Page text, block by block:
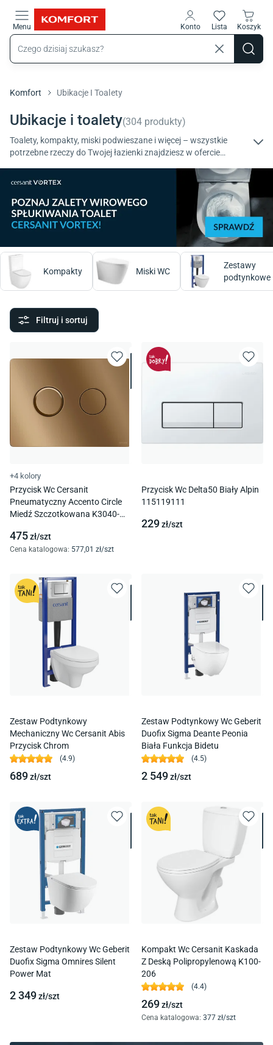
Menu Konto Lista Koszyk
Komfort Ubikacje I Toalety
Ubikacje i toalety(304 produkty)
Toalety, kompakty, miski podwieszane i więcej – wszystkie
potrzebne rzeczy do Twojej łazienki znajdziesz w ofercie
Kompakty Miski WC
Zestawy
podtynkowe
Filtruj i sortuj
+4 kolory
Przycisk Wc Cersanit
Pneumatyczny Accento Circle
Miedź Szczotkowana K3040-
475zł/szt
Cena katalogowa: 577,01 zł/szt
Przycisk Wc Delta50 Biały Alpin
115119111
229zł/szt
Zestaw Podtynkowy
Mechaniczny Wc Cersanit Abis
Przycisk Chrom
(4.9)
689zł/szt
Zestaw Podtynkowy Wc Geberit
Duofix Sigma Deante Peonia
Biała Funkcja Bidetu
(4.5)
2 549zł/szt
Zestaw Podtynkowy Wc Geberit
Duofix Sigma Omnires Silent
Power Mat
2 349zł/szt
Kompakt Wc Cersanit Kaskada
Z Deską Polipropylenową K100-
206
(4.4)
269zł/szt
Cena katalogowa: 377 zł/szt